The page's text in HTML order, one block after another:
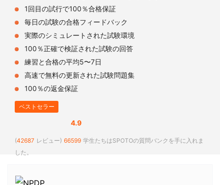
1回目の試行で100％合格保証
毎日の試験の合格フィードバック
実際のシミュレートされた試験環境
100％正確で検証された試験の回答
練習と合格の平均5〜7日
高速で無料の更新された試験問題集
100％の返金保証
ベストセラー
4.9
(42687 レビュー) 66599 学生たちはSPOTOの質問バンクを手に入れま
した。